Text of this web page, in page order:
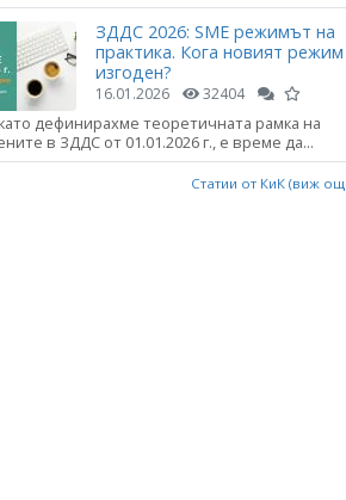
ЗДДС 2026: SME режимът на
практика. Кога новият режим
изгоден?
16.01.2026 32404
дефинирахме теоретичната рамка на
в ЗДДС от 01.01.2026 г., е време да...
Статии от КиК (виж